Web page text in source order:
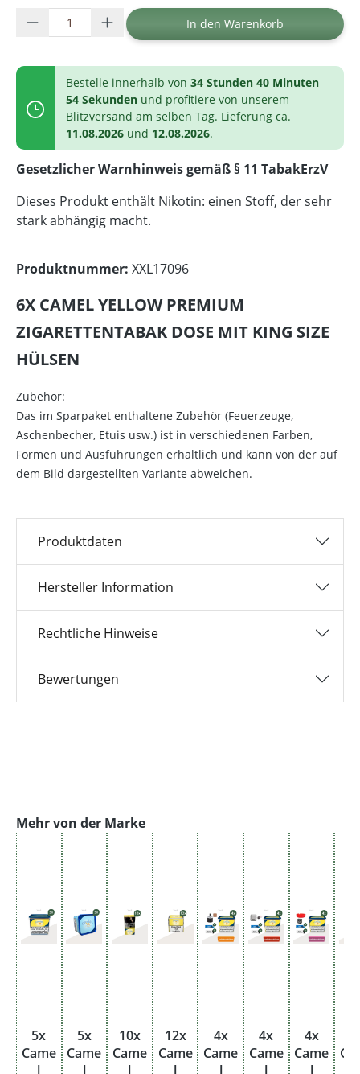
Produkt Anzahl: Gib den gewünschten
In den Warenkorb
Bestelle innerhalb von 34 Stunden 40 Minuten
54 Sekunden und profitiere von unserem
Blitzversand am selben Tag. Lieferung ca.
11.08.2026 und 12.08.2026.
Gesetzlicher Warnhinweis gemäß § 11 TabakErzV
Dieses Produkt enthält Nikotin: einen Stoff, der sehr
stark abhängig macht.
Produktnummer: XXL17096
6X CAMEL YELLOW PREMIUM
ZIGARETTENTABAK DOSE MIT KING SIZE
HÜLSEN
Zubehör:
Das im Sparpaket enthaltene Zubehör (Feuerzeuge,
Aschenbecher, Etuis usw.) ist in verschiedenen Farben,
Formen und Ausführungen erhältlich und kann von der auf
dem Bild dargestellten Variante abweichen.
Produktdaten
Hersteller Information
Rechtliche Hinweise
Bewertungen
Produktgalerie überspringen
Mehr von der Marke
5x
Came
l
5x
Came
l
10x
Came
l
12x
Came
l
4x
Came
l
4x
Came
l
4x
Came
l